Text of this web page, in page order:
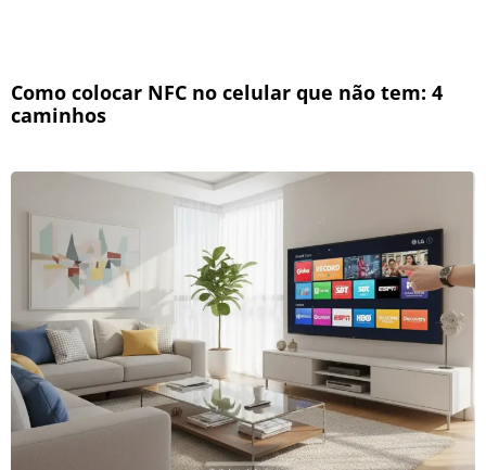
Como colocar NFC no celular que não tem: 4
caminhos